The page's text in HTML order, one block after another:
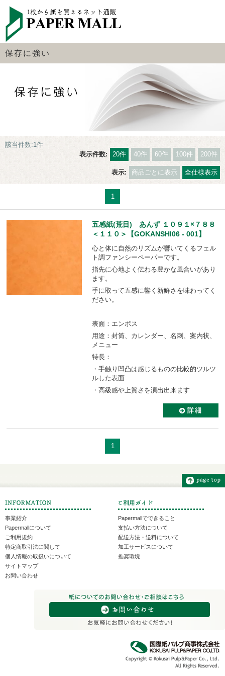
保存に強い
該当件数:1件
表示件数:
20件 40件 60件 100件 200件
表示: 商品ごとに表示 全仕様表示
1
五感紙(荒目) あんず １０９１×７８８
＜１１０＞【GOKANSHI06 - 001】
心と体に自然のリズムが響いてくるフェル
ト調ファンシーペーパーです。
指先に心地よく伝わる豊かな風合いがあり
ます。
手に取って五感に響く新鮮さを味わってく
ださい。
表面：エンボス
用途：封筒、カレンダー、名刺、案内状、
メニュー
特長：
・手触り凹凸は感じるものの比較的ツルツ
ルした表面
・高級感や上質さを演出出来ます
1
事業紹介
Papermallについて
ご利用規約
特定商取引法に関して
個人情報の取扱いについて
サイトマップ
お問い合わせ
Papermallでできること
支払い方法について
配送方法・送料について
加工サービスについて
推奨環境